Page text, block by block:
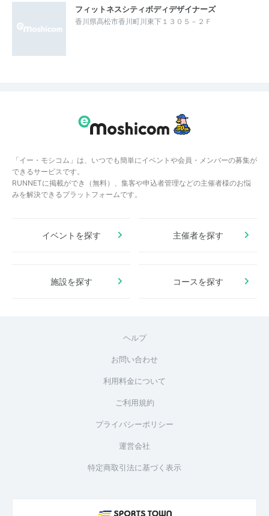
フィットネスシティボディデザイナーズ
香川県高松市香川町川東下１３０５－２Ｆ
「イー・モシコム」は、いつでも簡単にイベントや会員・メンバーの募集が
できるサービスです。
RUNNETに掲載ができ（無料）、集客や申込者管理などの主催者様のお悩
みを解決できるプラットフォームです。
イベントを探す 主催者を探す
施設を探す コースを探す
ヘルプ
お問い合わせ
利用料金について
ご利用規約
プライバシーポリシー
運営会社
特定商取引法に基づく表示